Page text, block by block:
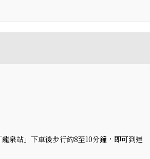
泉站」下車後步行約8至10分鐘，即可到達